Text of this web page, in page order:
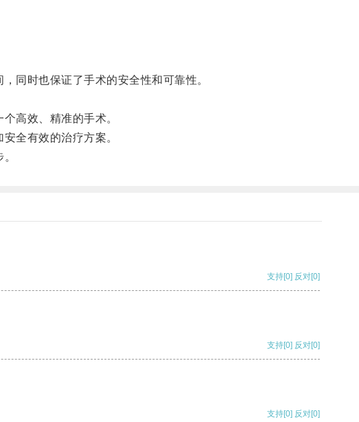
同时也保证了手术的安全性和可靠性。
高效、精准的手术。
全有效的治疗方案。
支持[0] 反对[0]
支持[0] 反对[0]
支持[0] 反对[0]